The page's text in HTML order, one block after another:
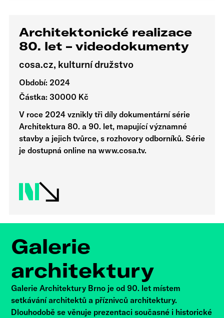
Architektonické realizace
80. let – videodokumenty
cosa.cz, kulturní družstvo
Období: 2024
Částka: 30000 Kč
V roce 2024 vznikly tři díly dokumentární série
Architektura 80. a 90. let, mapující významné
stavby a jejich tvůrce, s rozhovory odborníků. Série
je dostupná online na www.cosa.tv.
Galerie
architektury
Galerie Architektury Brno je od 90. let místem
setkávání architektů a příznivců architektury.
Dlouhodobě se věnuje prezentaci současné i historické